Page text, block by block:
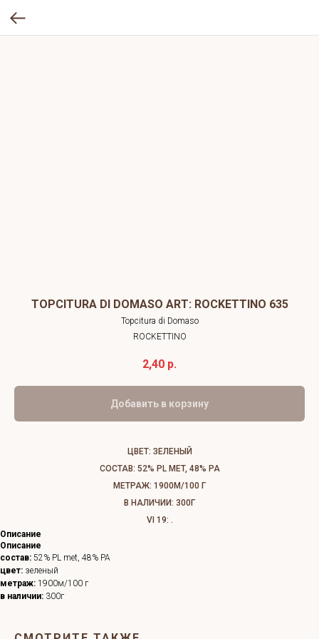
TOPCITURA DI DOMASO ART: ROCKETTINO 635
Topcitura di Domaso
ROCKETTINO
2,40 р.
Добавить в корзину
ЦВЕТ: ЗЕЛЕНЫЙ
СОСТАВ: 52% PL MET, 48% PA
МЕТРАЖ: 1900М/100 Г
В НАЛИЧИИ: 300Г
VI 19: .
Описание
Описание
состав: 52% PL met, 48% PA
цвет: зеленый
метраж: 1900м/100 г
в наличии: 300г